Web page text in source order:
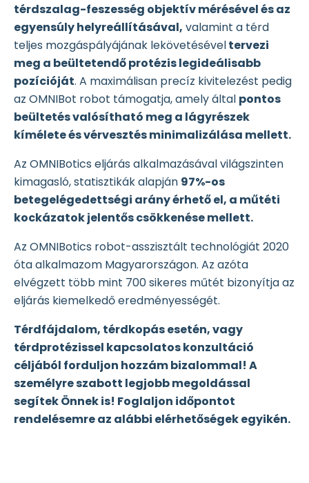
térdszalag-feszesség objektív mérésével és az
egyensúly helyreállításával, valamint a térd
teljes mozgáspályájának lekövetéséveltervezi
meg a beültetendő protézis legideálisabb
pozícióját. A maximálisan precíz kivitelezést pedig
az OMNIBot robot támogatja, amely által pontos
beültetés valósítható meg a lágyrészek
kímélete és vérvesztés minimalizálása mellett.
Az OMNIBotics eljárás alkalmazásával világszinten
kimagasló, statisztikák alapján 97%-os
betegelégedettségi arány érhető el, a műtéti
kockázatok jelentős csökkenése mellett.
Az OMNIBotics robot-asszisztált technológiát 2020
óta alkalmazom Magyarországon. Az azóta
elvégzett több mint 700 sikeres műtét bizonyítja az
eljárás kiemelkedő eredményességét.
Térdfájdalom, térdkopás esetén, vagy
térdprotézissel kapcsolatos konzultáció
céljából forduljon hozzám bizalommal! A
személyre szabott legjobb megoldással
segítek Önnek is! Foglaljon időpontot
rendelésemre az alábbi elérhetőségek egyikén.